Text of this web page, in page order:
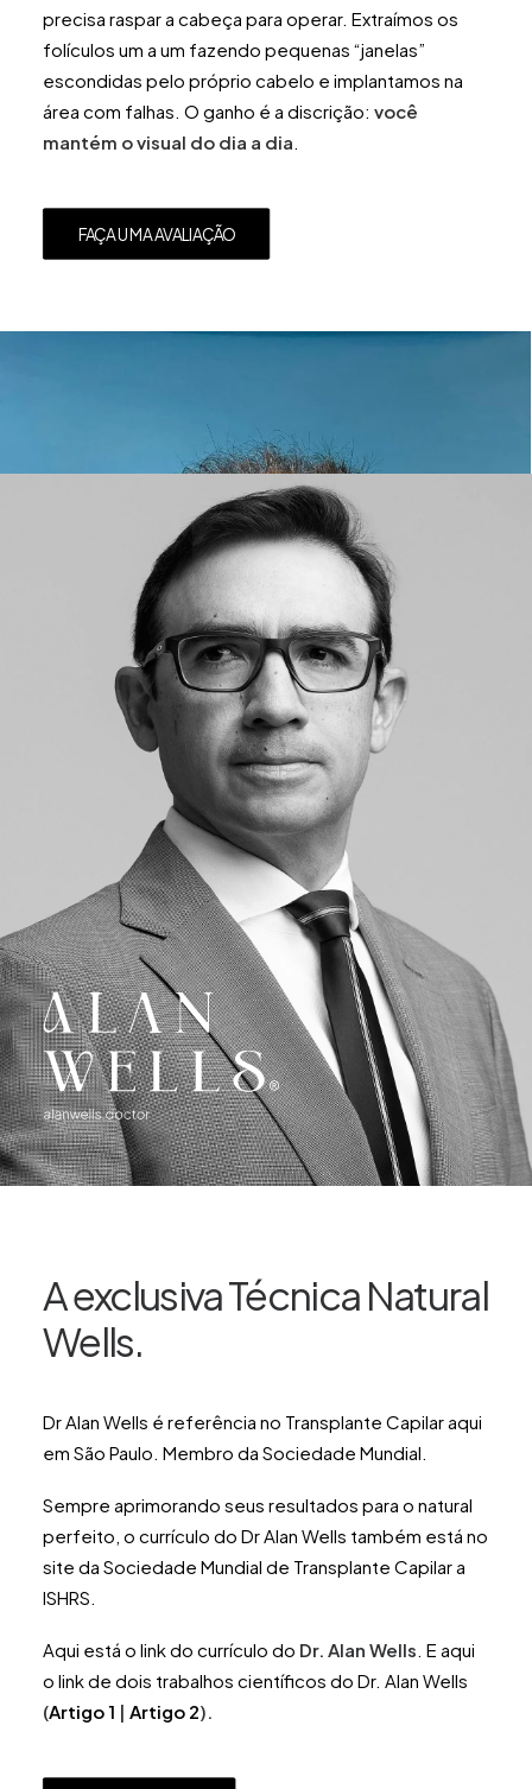
precisa raspar a cabeça para operar. Extraímos os
folículos um a um fazendo pequenas “janelas”
escondidas pelo próprio cabelo e implantamos na
área com falhas. O ganho é a discrição: você
mantém o visual do dia a dia.
FAÇA UMA AVALIAÇÃO
A exclusiva Técnica Natural
Wells.
Dr Alan Wells é referência no Transplante Capilar aqui
em São Paulo. Membro da Sociedade Mundial.
Sempre aprimorando seus resultados para o natural
perfeito, o currículo do Dr Alan Wells também está no
site da Sociedade Mundial de Transplante Capilar a
ISHRS.
Aqui está o link do currículo do Dr. Alan Wells. E aqui
o link de dois trabalhos científicos do Dr. Alan Wells
(Artigo 1 | Artigo 2).